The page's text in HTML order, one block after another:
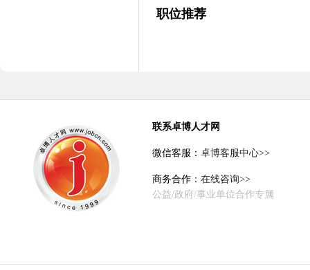
职位推荐
联系卓博人才网
微信客服： 卓博客服中心>>
商务合作： 在线咨询>>
公益/政府/事业单位合作专属